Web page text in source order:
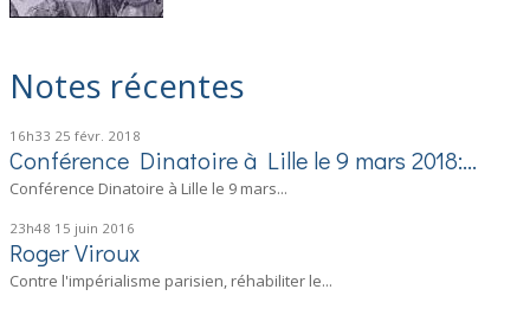
Notes récentes
16h33 25 févr. 2018
Conférence Dinatoire à Lille le 9 mars 2018:...
Conférence Dinatoire à Lille le 9 mars...
23h48 15 juin 2016
Roger Viroux
Contre l'impérialisme parisien, réhabiliter le...